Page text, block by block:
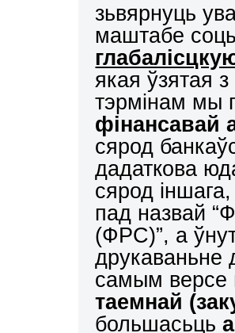
зьвярнуць
маштабе
якая ўзятая
тэрмінам мы
фінансавай
сярод
дадаткова
сярод
пад назвай
(ФРС)”, а
друкаваньне
самым версе
таемнай
большасьць